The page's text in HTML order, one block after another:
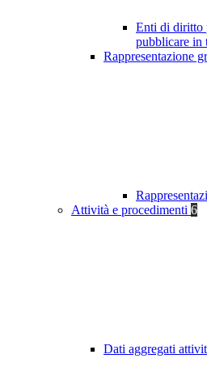
Enti di diritto
pubblicare in
Rappresentazione
Attività e procedimenti 6
Dati aggregati